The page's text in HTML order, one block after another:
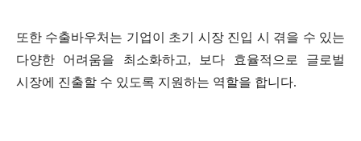
또한 수출바우처는 기업이 초기 시장 진입 시 겪을 수 있는
다양한 어려움을 최소화하고,
보다 효율적으로 글로벌
시장에 진출할 수 있도록 지원하는 역할을 합니다.